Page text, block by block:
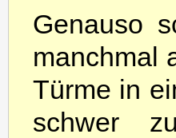
Genauso
manchmal
Türme in
schwer